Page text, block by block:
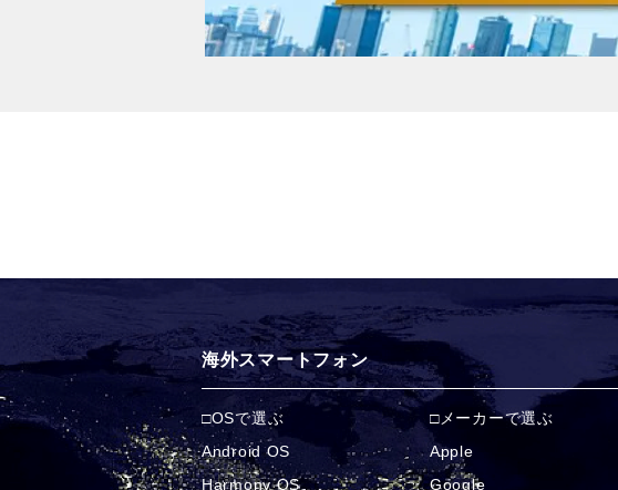
海外スマートフォン
OSで選ぶ
Android OS
Harmony OS
メーカーで選ぶ
Apple
Google